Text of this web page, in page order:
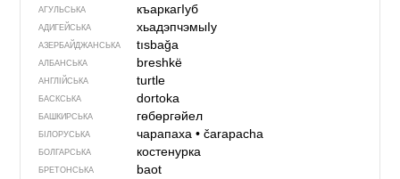
АГУЛЬСЬКА къаркагIуб
АДИГЕЙСЬКА хьадэпчэмыIу
АЗЕРБАЙДЖАНСЬКА tısbağa
АЛБАНСЬКА breshkë
АНГЛІЙСЬКА turtle
БАСКСЬКА dortoka
БАШКИРСЬКА гөбөргәйел
БІЛОРУСЬКА чарапаха• čarapacha
БОЛГАРСЬКА костенурка
БРЕТОНСЬКА baot